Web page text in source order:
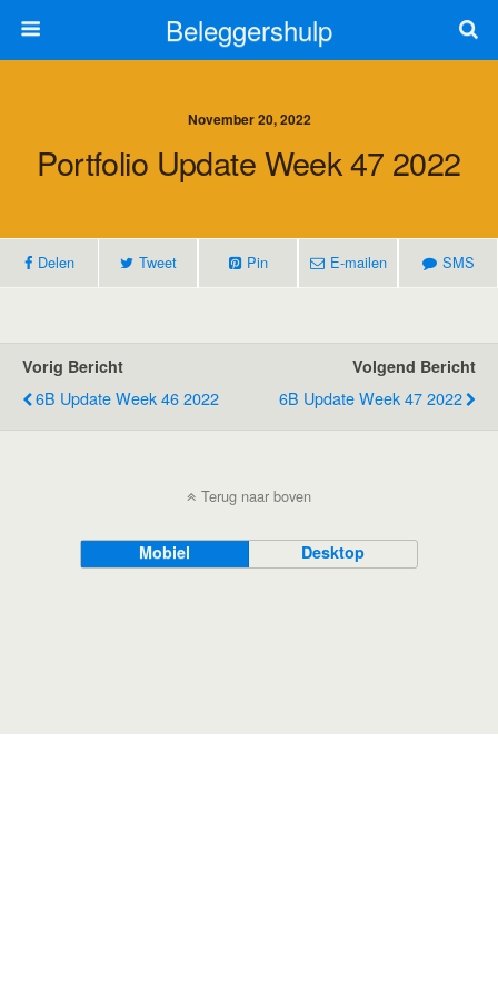
Beleggershulp
November 20, 2022
Portfolio Update Week 47 2022
Delen Tweet Pin E-mailen SMS
Vorig Bericht
6B Update Week 46 2022
Volgend Bericht
6B Update Week 47 2022
Terug naar boven
Mobiel Desktop